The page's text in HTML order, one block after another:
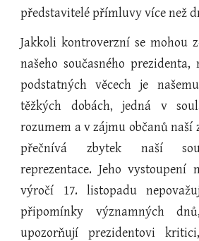
představitelé přímluvy více než
Jakkoli kontroverzní se mohou
našeho současného
podstatných věcech je
těžkých dobách, jedná v
rozumem a v zájmu občanů naší
přečnívá zbytek naší
reprezentace. Jeho vystoupení
výročí 17. listopadu
připomínky významných
upozorňují prezidentovi